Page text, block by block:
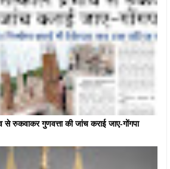
से रुकवाकर गुणवत्ता की जांच कराई जाए-गोंगपा